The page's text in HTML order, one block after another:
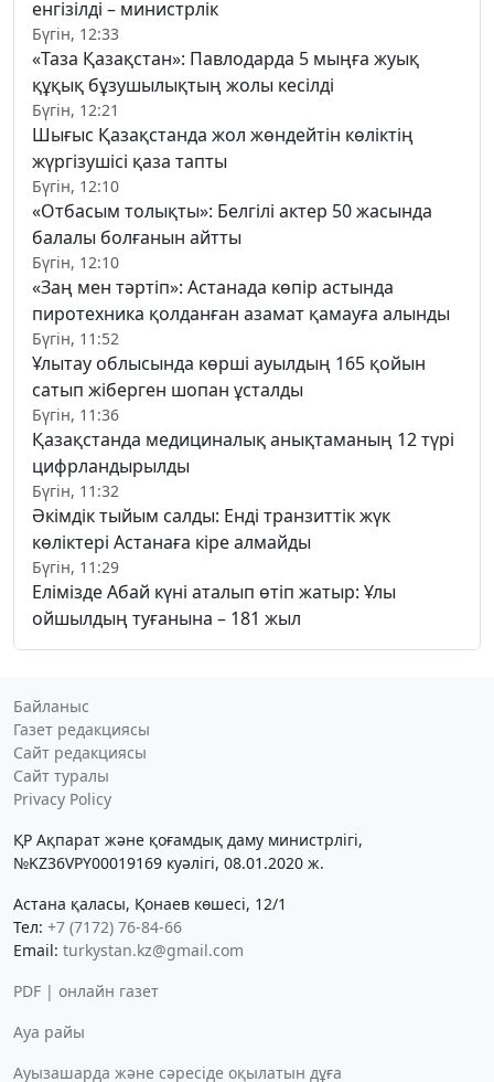
енгізілді – министрлік
Бүгін, 12:33
«Таза Қазақстан»: Павлодарда 5 мыңға жуық
құқық бұзушылықтың жолы кесілді
Бүгін, 12:21
Шығыс Қазақстанда жол жөндейтін көліктің
жүргізушісі қаза тапты
Бүгін, 12:10
«Отбасым толықты»: Белгілі актер 50 жасында
балалы болғанын айтты
Бүгін, 12:10
«Заң мен тәртіп»: Астанада көпір астында
пиротехника қолданған азамат қамауға алынды
Бүгін, 11:52
Ұлытау облысында көрші ауылдың 165 қойын
сатып жіберген шопан ұсталды
Бүгін, 11:36
Қазақстанда медициналық анықтаманың 12 түрі
цифрландырылды
Бүгін, 11:32
Әкімдік тыйым салды: Енді транзиттік жүк
көліктері Астанаға кіре алмайды
Бүгін, 11:29
Елімізде Абай күні аталып өтіп жатыр: Ұлы
ойшылдың туғанына – 181 жыл
Байланыс
Газет редакциясы
Сайт редакциясы
Сайт туралы
Privacy Policy
ҚР Ақпарат және қоғамдық даму министрлігі,
№KZ36VPY00019169 куәлігі, 08.01.2020 ж.
Астана қаласы, Қонаев көшесі, 12/1
Тел: +7 (7172) 76-84-66
Email: turkystan.kz@gmail.com
PDF | онлайн газет
Ауа райы
Ауызашарда және сәресіде оқылатын дұға